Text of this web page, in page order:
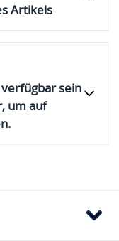
Artikels
sein
um auf